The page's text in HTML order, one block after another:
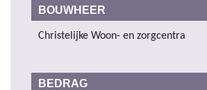
BOUWHEER
Christelijke Woon- en zorgcentra
BEDRAG